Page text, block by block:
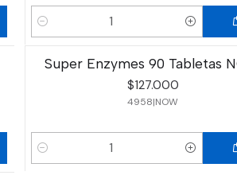
Cantidad
Super Enzymes 90 Tabletas
$127.000
4958|NOW
Cantidad